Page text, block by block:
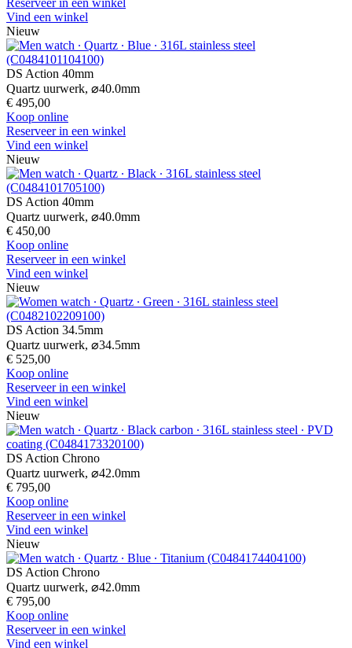
Vind een winkel
Nieuw
DS Action 40mm
Quartz uurwerk, ⌀40.0mm
€ 495,00
Koop online
Reserveer in een winkel
Vind een winkel
Nieuw
DS Action 40mm
Quartz uurwerk, ⌀40.0mm
€ 450,00
Koop online
Reserveer in een winkel
Vind een winkel
Nieuw
DS Action 34.5mm
Quartz uurwerk, ⌀34.5mm
€ 525,00
Koop online
Reserveer in een winkel
Vind een winkel
Nieuw
DS Action Chrono
Quartz uurwerk, ⌀42.0mm
€ 795,00
Koop online
Reserveer in een winkel
Vind een winkel
Nieuw
DS Action Chrono
Quartz uurwerk, ⌀42.0mm
€ 795,00
Koop online
Reserveer in een winkel
Vind een winkel